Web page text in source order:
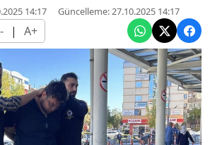
14:17 Güncelleme: 27.10.2025 14:17
| A+